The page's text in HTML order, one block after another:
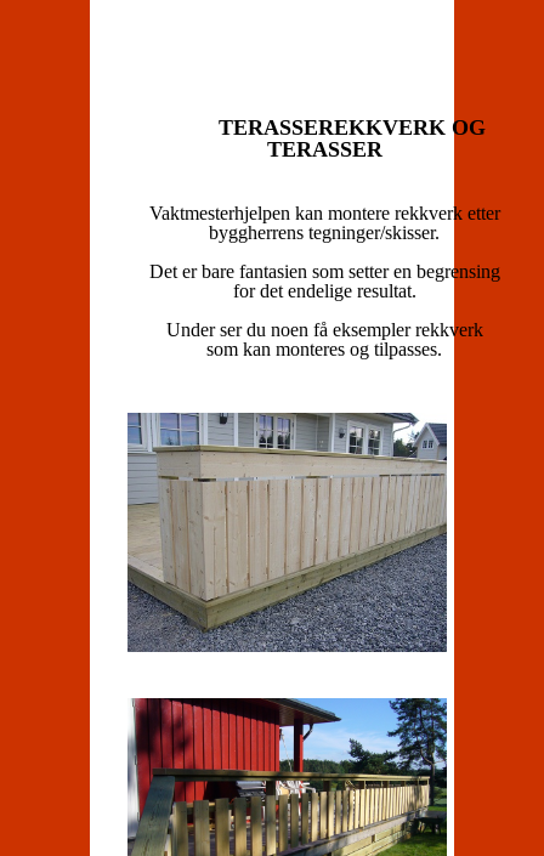
TERASSEREKKVERK OG
TERASSER
Vaktmesterhjelpen kan montere rekkverk etter
byggherrens tegninger/skisser.
Det er bare fantasien som setter en begrensing
for det endelige resultat.
Under ser du noen få eksempler rekkverk
som kan monteres og tilpasses.